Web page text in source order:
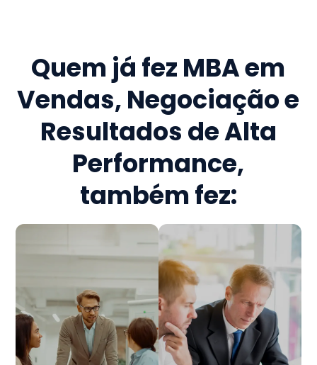
Quem já fez MBA em
Vendas, Negociação e
Resultados de Alta
Performance,
também fez: